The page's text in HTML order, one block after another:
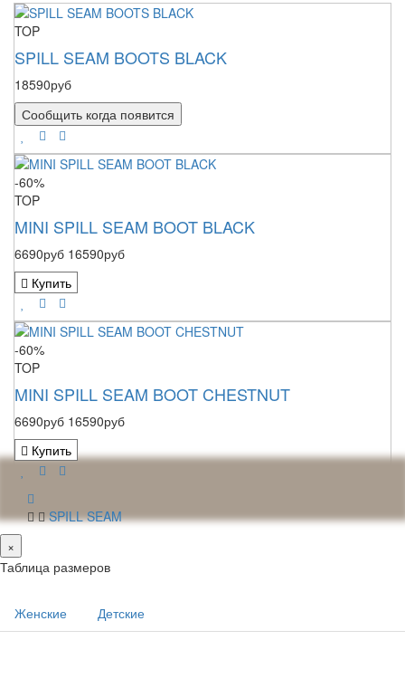
TOP
SPILL SEAM BOOTS BLACK
18590руб
Сообщить когда появится
-60%
TOP
MINI SPILL SEAM BOOT BLACK
6690руб 16590руб
Купить
-60%
TOP
MINI SPILL SEAM BOOT CHESTNUT
6690руб 16590руб
Купить
SPILL SEAM
×
Таблица размеров
Женские Детские